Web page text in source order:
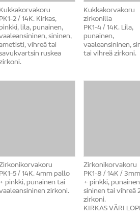
Kukkakorvakoru
PK1-2 / 14K. Kirkas,
lila, punainen,
sininen,
vihreä tai
ruskea
Kukkakorvakoru
zirkonilla
PK1-4 / 14K. Lila,
punainen,
vaaleansininen,
tai vihreä zirkoni.
PK1-5 / 14K. 4mm pallo
pinkki, punainen tai
zirkoni.
Zirkonikorvakoru
PK1-8 / 14K /
+ pinkki,
sininen tai vihreä
zirkoni.
KIRKAS VÄRI